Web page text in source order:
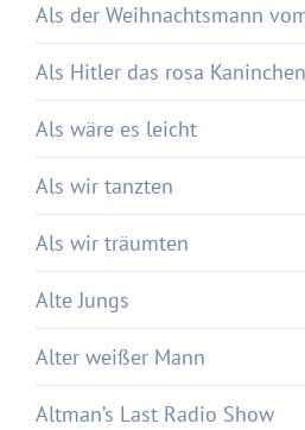
Als der Weihnachtsmann
Als Hitler das rosa
Als wäre es leicht
Als wir tanzten
Als wir träumten
Alte Jungs
Alter weißer Mann
Altman’s Last Radio Show